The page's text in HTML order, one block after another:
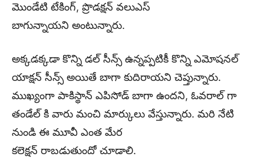
మొండేటి టేకింగ్, ప్రొడక్షన్ వలుఎస్
బాగున్నాయని అంటున్నారు.
అక్కడక్కడా కొన్ని డల్ సీన్స్ ఉన్నప్పటికీ కొన్ని ఎమోషనల్
యాక్షన్ సీన్స్ అయితే బాగా కుదిరాయని చెప్తున్నారు.
ముఖ్యంగా పాకిస్థాన్ ఎపిసోడ్ బాగా ఉందని, ఓవరాల్ గా
తండేల్ కి వారు మంచి మార్కులు వేస్తున్నారు. మరి నేటి
నుండి ఈ మూవీ ఎంత మేర
కలెక్షన్ రాబడుతుందో చూడాలి.